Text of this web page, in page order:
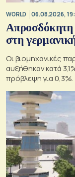
WORLD 06.08.2026,
στη
Οι βιομηχανικές
αυξήθηκαν κατά
πρόβλεψη για 0,3%.